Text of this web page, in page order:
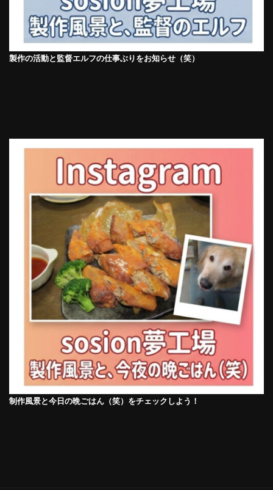
製作の活動と監督エルフの仕事ぶりをお知らせ（笑）
制作風景と今日の晩ごはん（笑）をチェックしよう！